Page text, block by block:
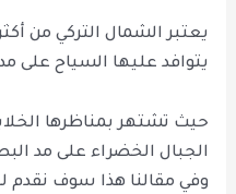
يعتبر الشمال التركي من
يتوافد عليها السياح على
حيث تشتهر بمناظرها
الجبال الخضراء على مد
وفي مقالنا هذا سوف نقدم